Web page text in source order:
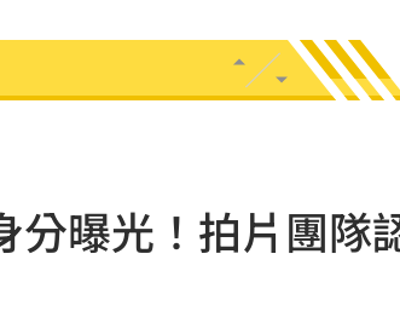
曝光！拍片團隊